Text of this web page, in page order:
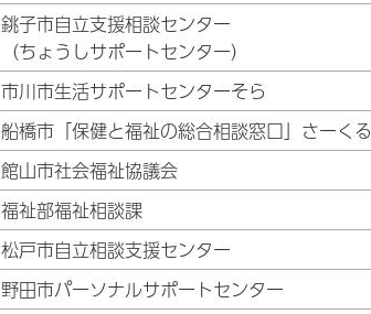
銚子市自立支援相談センター
（ちょうしサポートセンター）
市川市生活サポートセンターそら
船橋市「保健と福祉の総合相談窓口」さーくる
館山市社会福祉協議会
福祉部福祉相談課
松戸市自立相談支援センター
野田市パーソナルサポートセンター